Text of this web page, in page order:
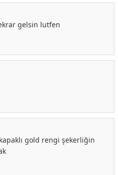
gelsin lutfen
gold rengi şekerliğin